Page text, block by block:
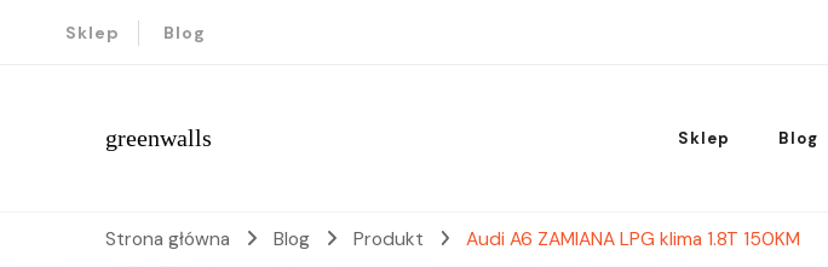
Sklep Blog
greenwalls Sklep Blog
Strona główna Blog Produkt Audi A6 ZAMIANA LPG klima 1.8T 150KM